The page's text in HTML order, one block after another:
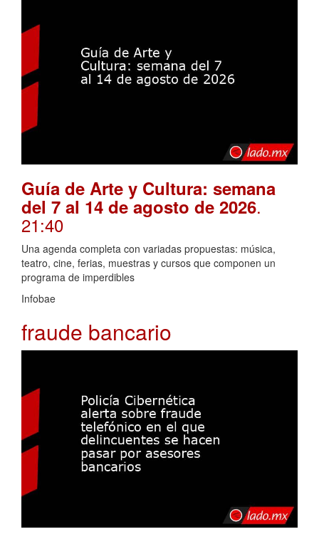
Guía de Arte y Cultura: semana
del 7 al 14 de agosto de 2026.
21:40
Una agenda completa con variadas propuestas: música,
teatro, cine, ferias, muestras y cursos que componen un
programa de imperdibles
Infobae
fraude bancario